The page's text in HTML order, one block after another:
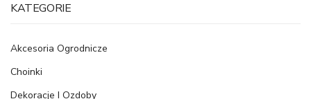
KATEGORIE
Akcesoria Ogrodnicze
Choinki
Dekoracje I Ozdoby